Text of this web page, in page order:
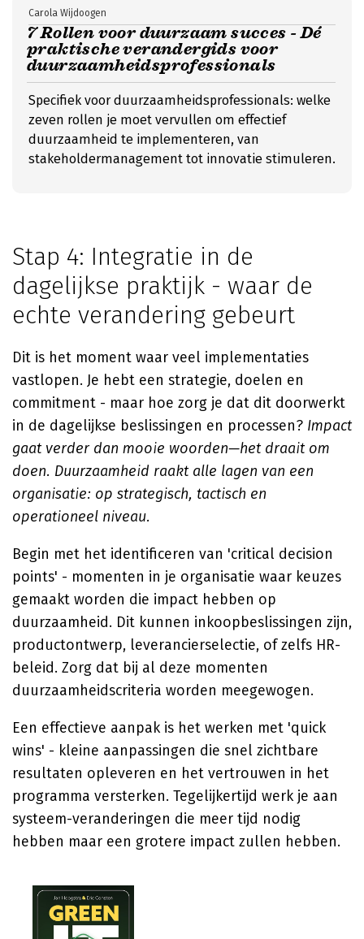
7 Rollen voor duurzaam succes - Dé
praktische verandergids voor
duurzaamheidsprofessionals
Carola Wijdoogen
Specifiek voor duurzaamheidsprofessionals: welke
zeven rollen je moet vervullen om effectief
duurzaamheid te implementeren, van
stakeholdermanagement tot innovatie stimuleren.
Stap 4: Integratie in de
dagelijkse praktijk - waar de
echte verandering gebeurt
Dit is het moment waar veel implementaties
vastlopen. Je hebt een strategie, doelen en
commitment - maar hoe zorg je dat dit doorwerkt
in de dagelijkse beslissingen en processen? Impact
gaat verder dan mooie woorden—het draait om
doen. Duurzaamheid raakt alle lagen van een
organisatie: op strategisch, tactisch en
operationeel niveau.
Begin met het identificeren van 'critical decision
points' - momenten in je organisatie waar keuzes
gemaakt worden die impact hebben op
duurzaamheid. Dit kunnen inkoopbeslissingen zijn,
productontwerp, leverancierselectie, of zelfs HR-
beleid. Zorg dat bij al deze momenten
duurzaamheidscriteria worden meegewogen.
Een effectieve aanpak is het werken met 'quick
wins' - kleine aanpassingen die snel zichtbare
resultaten opleveren en het vertrouwen in het
programma versterken. Tegelijkertijd werk je aan
systeem-veranderingen die meer tijd nodig
hebben maar een grotere impact zullen hebben.